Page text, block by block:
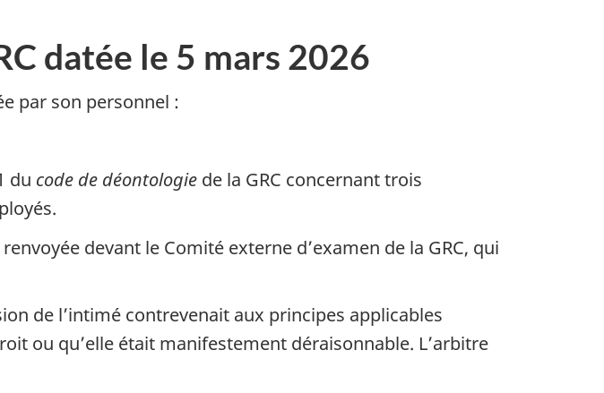
datée le 5 mars 2026
par son personnel :
du code de déontologie de la GRC concernant trois
devant le Comité externe d’examen de la GRC, qui
de l’intimé contrevenait aux principes applicables
ou qu’elle était manifestement déraisonnable. L’arbitre